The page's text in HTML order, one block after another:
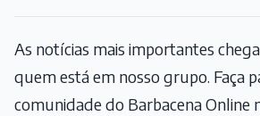
As notícias mais importantes
quem está em nosso grupo. Faça
comunidade do Barbacena Online